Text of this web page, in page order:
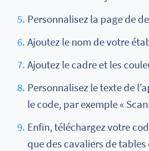
Personnalisez la page de
Ajoutez le nom de votre
Ajoutez le cadre et les
Personnalisez le texte de
le code, par exemple «
Enfin, téléchargez votre
que des cavaliers de tables